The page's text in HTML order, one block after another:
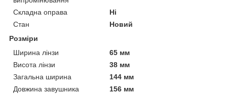
Складна оправа
Ні
Стан
Новий
Розміри
Ширина лінзи
65 мм
Висота лінзи
38 мм
Загальна ширина
144 мм
Довжина завушника
156 мм